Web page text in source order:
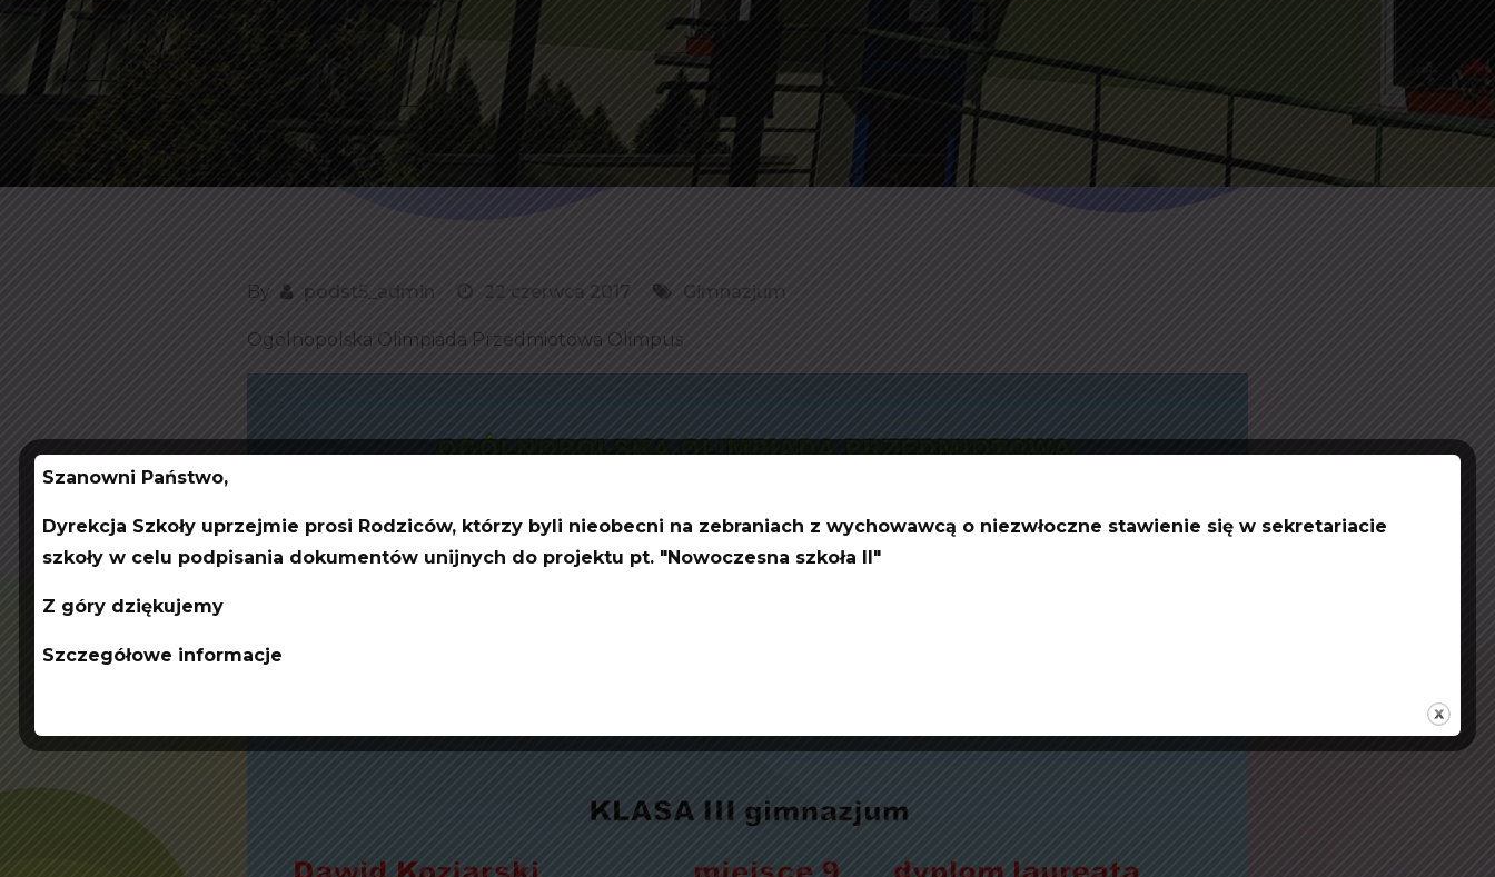
By podst5_admin 22 czerwca 2017 Gimnazjum
Ogólnopolska Olimpiada Przedmiotowa Olimpus
Szanowni Państwo,
Dyrekcja Szkoły uprzejmie prosi Rodziców, którzy byli nieobecni na zebraniach z wychowawcą o niezwłoczne stawienie się w sekretariacie
szkoły w celu podpisania dokumentów unijnych do projektu pt. "Nowoczesna szkoła II"
Z góry dziękujemy
Szczegółowe informacje